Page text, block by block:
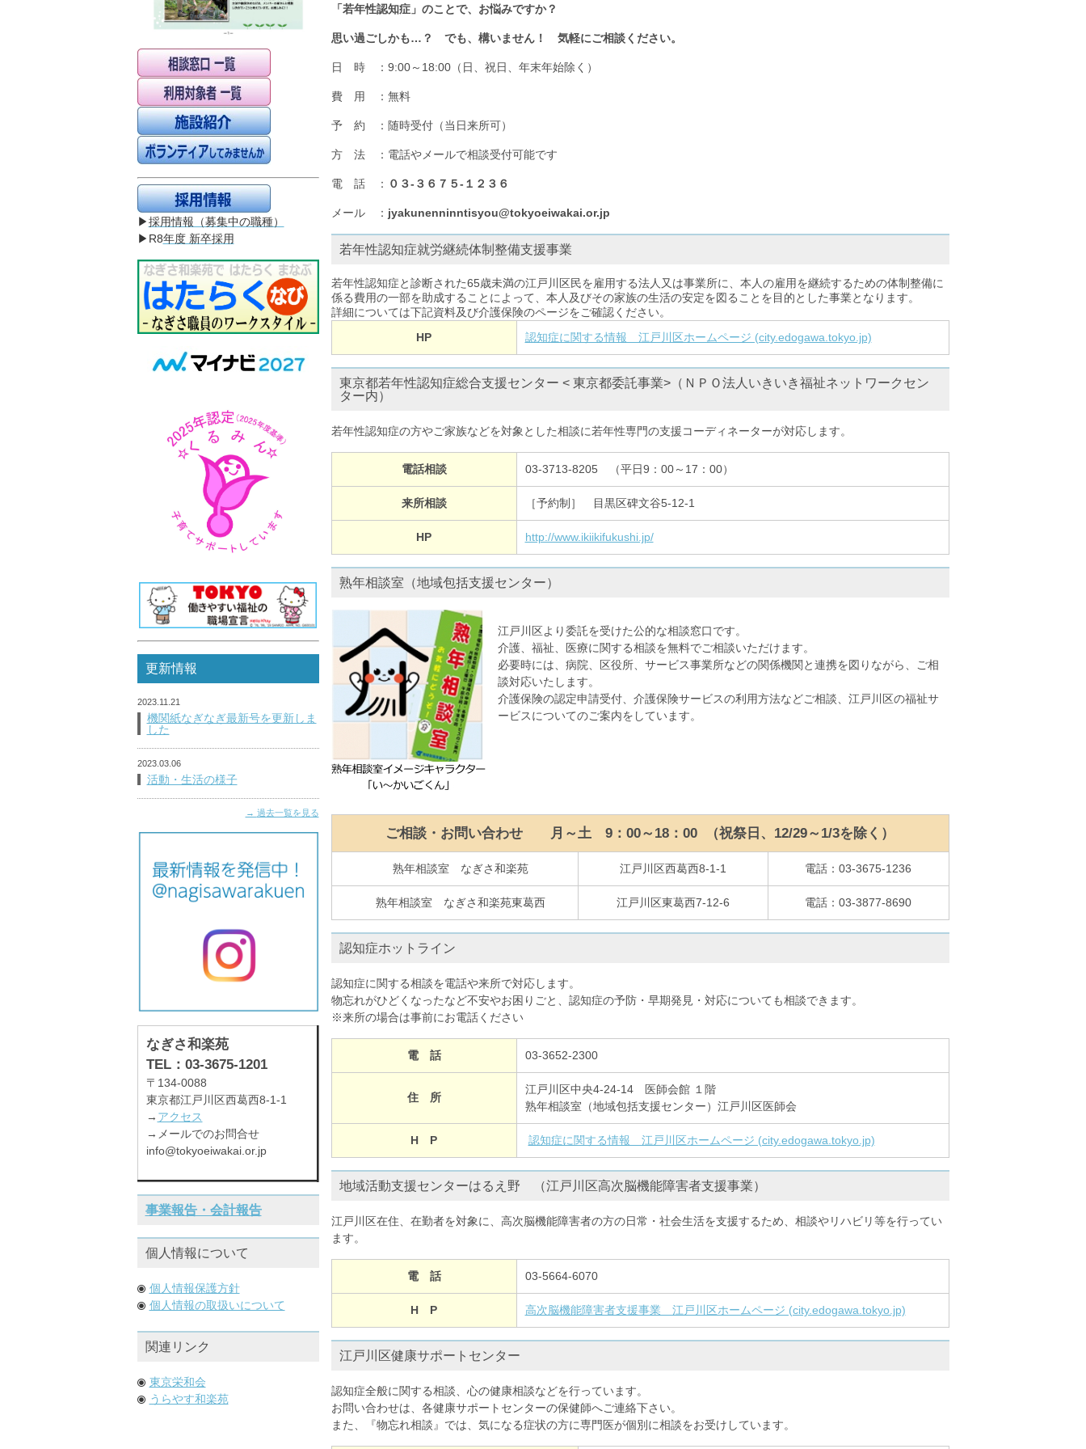
「若年性認知症」のことで、お悩みですか？
思い過ごしかも…？ でも、構いません！ 気軽にご相談ください。
日 時 ：9:00～18:00（日、祝日、年末年始除く）
費 用 ：無料
予 約 ：随時受付（当日来所可）
方 法 ：電話やメールで相談受付可能です
電 話 ： ０３-３６７５-１２３６
メール ： jyakunenninntisyou@tokyoeiwakai.or.jp
若年性認知症就労継続体制整備支援事業
若年性認知症と診断された65歳未満の江戸川区民を雇用する法人又は事業所に、本人の雇用を継続するための体制整備に
係る費用の一部を助成することによって、本人及びその家族の生活の安定を図ることを目的とした事業となります。
詳細については下記資料及び介護保険のページをご確認ください。
HP
認知症に関する情報 江戸川区ホームページ (city.edogawa.tokyo.jp)
東京都若年性認知症総合支援センター < 東京都委託事業>（ＮＰＯ法人いきいき福祉ネットワークセン
ター内）
若年性認知症の方やご家族などを対象とした相談に若年性専門の支援コーディネーターが対応します。
電話相談 03-3713-8205 （平日9：00～17：00）
来所相談 ［予約制］ 目黒区碑文谷5-12-1
HP http://www.ikiikifukushi.jp/
熟年相談室（地域包括支援センター）
江戸川区より委託を受けた公的な相談窓口です。
介護、福祉、医療に関する相談を無料でご相談いただけます。
必要時には、病院、区役所、サービス事業所などの関係機関と連携を図りながら、ご相
談対応いたします。
介護保険の認定申請受付、介護保険サービスの利用方法などご相談、江戸川区の福祉サ
ービスについてのご案内をしています。
ご相談・お問い合わせ 月～土 9：00～18：00 （祝祭日、12/29～1/3を除く）
熟年相談室 なぎさ和楽苑 江戸川区西葛西8-1-1 電話：03-3675-1236
熟年相談室 なぎさ和楽苑東葛西 江戸川区東葛西7-12-6 電話：03-3877-8690
認知症ホットライン
認知症に関する相談を電話や来所で対応します。
物忘れがひどくなったなど不安やお困りごと、認知症の予防・早期発見・対応についても相談できます。
※来所の場合は事前にお電話ください
電 話 03-3652-2300
住 所
江戸川区中央4-24-14 医師会館 １階
熟年相談室（地域包括支援センター）江戸川区医師会
H P 認知症に関する情報 江戸川区ホームページ (city.edogawa.tokyo.jp)
地域活動支援センターはるえ野 （江戸川区高次脳機能障害者支援事業）
江戸川区在住、在勤者を対象に、高次脳機能障害者の方の日常・社会生活を支援するため、相談やリハビリ等を行ってい
ます。
電 話 03-5664-6070
H P 高次脳機能障害者支援事業 江戸川区ホームページ (city.edogawa.tokyo.jp)
江戸川区健康サポートセンター
認知症全般に関する相談、心の健康相談などを行っています。
お問い合わせは、各健康サポートセンターの保健師へご連絡下さい。
また、『物忘れ相談』では、気になる症状の方に専門医が個別に相談をお受けしています。
▶採用情報（募集中の職種）
▶R8年度 新卒採用
更新情報
2023.11.21
機関紙なぎなぎ最新号を更新しま
した
2023.03.06
活動・生活の様子
過去一覧を見る
なぎさ和楽苑
TEL：03-3675-1201
〒134-0088
東京都江戸川区西葛西8-1-1
→ アクセス
→メールでのお問合せ
info@tokyoeiwakai.or.jp
事業報告・会計報告
個人情報について
個人情報保護方針
個人情報の取扱いについて
関連リンク
東京栄和会
うらやす和楽苑